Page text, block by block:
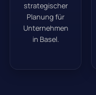
strategischer
Planung für
Unternehmen
in Basel.